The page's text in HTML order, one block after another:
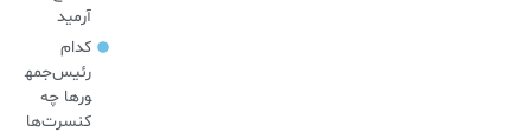
آرمید
کدام
رئیس‌جمه
ورها چه
کنسرت‌ها